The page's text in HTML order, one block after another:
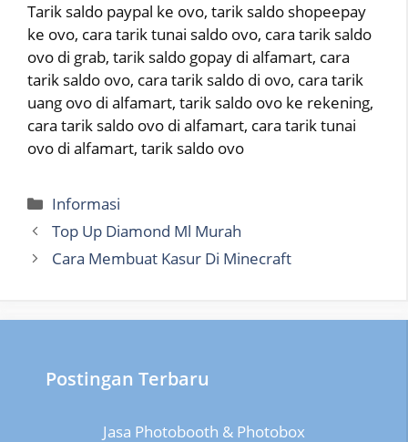
Tarik saldo paypal ke ovo, tarik saldo shopeepay
ke ovo, cara tarik tunai saldo ovo, cara tarik saldo
ovo di grab, tarik saldo gopay di alfamart, cara
tarik saldo ovo, cara tarik saldo di ovo, cara tarik
uang ovo di alfamart, tarik saldo ovo ke rekening,
cara tarik saldo ovo di alfamart, cara tarik tunai
ovo di alfamart, tarik saldo ovo
Categories
Informasi
Top Up Diamond Ml Murah
Cara Membuat Kasur Di Minecraft
Postingan Terbaru
Jasa Photobooth & Photobox